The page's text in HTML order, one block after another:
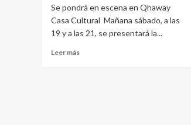
Se pondrá en escena en Qhaway
Casa Cultural Mañana sábado, a las
19 y a las 21, se presentará la...
Leer más